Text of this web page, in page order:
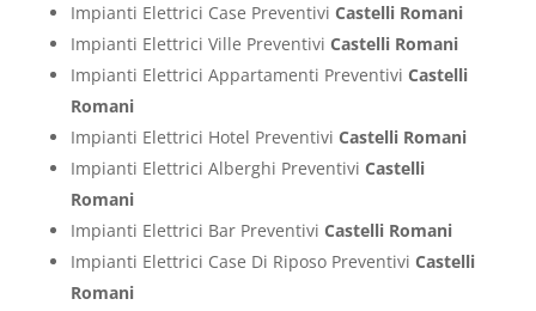
Impianti Elettrici Case Preventivi Castelli Romani
Impianti Elettrici Ville Preventivi Castelli Romani
Impianti Elettrici Appartamenti Preventivi Castelli
Romani
Impianti Elettrici Hotel Preventivi Castelli Romani
Impianti Elettrici Alberghi Preventivi Castelli
Romani
Impianti Elettrici Bar Preventivi Castelli Romani
Impianti Elettrici Case Di Riposo Preventivi Castelli
Romani